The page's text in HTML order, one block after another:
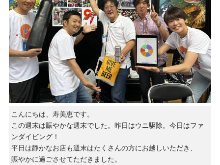
こんにちは、寿美恵です。
この週末は賑やかな週末でした。昨日はウニ駆除。今日はファ
ンダイビング！
平日は静かなお店も週末はたくさんの方にお越しいただき、
賑やかに過ごさせてただきました。